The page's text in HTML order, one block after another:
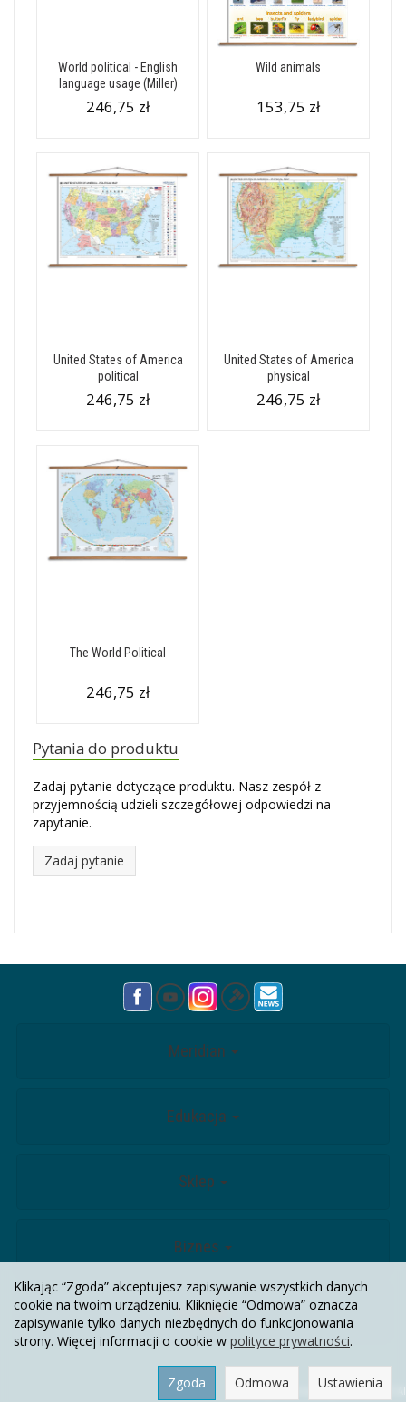
World political - English
language usage (Miller)
246,75 zł
Wild animals
153,75 zł
United States of America
political
246,75 zł
United States of America
physical
246,75 zł
The World Political
246,75 zł
Pytania do produktu
Zadaj pytanie dotyczące produktu. Nasz zespół z
przyjemnością udzieli szczegółowej odpowiedzi na
zapytanie.
Zadaj pytanie
Meridian
Edukacja
Sklep
Biznes
Kontakt
Sklep internetowy SOTESHOP AI
Klikając “Zgoda” akceptujesz zapisywanie wszystkich danych
cookie na twoim urządzeniu. Kliknięcie “Odmowa” oznacza
zapisywanie tylko danych niezbędnych do funkcjonowania
strony. Więcej informacji o cookie w polityce prywatności.
Ustawienia
Odmowa
Zgoda